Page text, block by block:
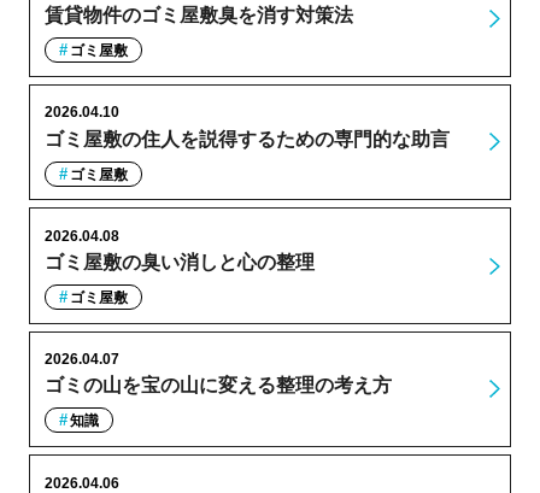
賃貸物件のゴミ屋敷臭を消す対策法
ゴミ屋敷
ゴミ屋敷の住人を説得するための専門的な助言
2026.04.10
ゴミ屋敷
ゴミ屋敷の臭い消しと心の整理
2026.04.08
ゴミ屋敷
ゴミの山を宝の山に変える整理の考え方
2026.04.07
知識
2026.04.06